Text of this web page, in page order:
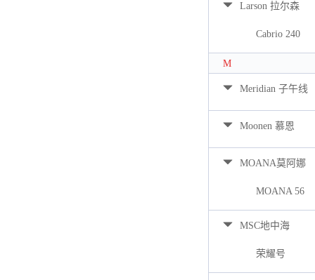
Larson 拉尔森
Cabrio 240
M
Meridian 子午线
Moonen 慕恩
MOANA莫阿娜
MOANA 56
MSC地中海
荣耀号